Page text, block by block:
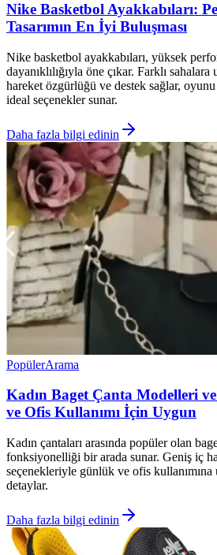
Nike Basketbol Ayakkabıları:
Tasarımın En İyi Buluşması
Nike basketbol ayakkabıları, yüksek
dayanıklılığıyla öne çıkar. Farklı
hareket özgürlüğü ve destek sağlar,
ideal seçenekler sunar.
Daha fazla bilgi edinin
PopülerArama
Kadın Baget Çanta Modelleri
ve Ofis Kullanımı İçin Uygun
Kadın çantaları arasında popüler olan
fonksiyonelliği bir arada sunar. Geniş iç
seçenekleriyle günlük ve ofis kullanımına
detaylar.
Daha fazla bilgi edinin